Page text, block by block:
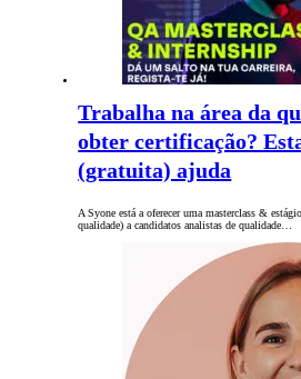
Trabalha na área da
obter certificação?
(gratuita) ajuda
A Syone está a oferecer uma masterclass &
qualidade) a candidatos analistas de qualidade…